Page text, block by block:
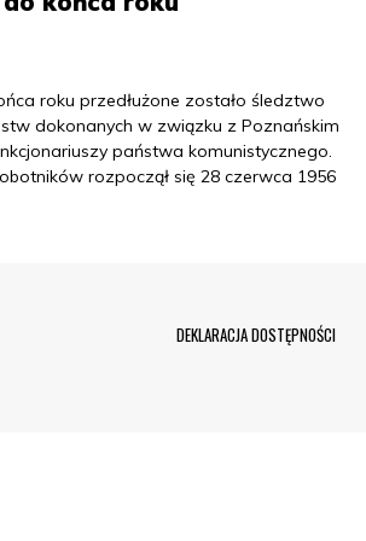
roku przedłużone zostało śledztwo
dokonanych w związku z Poznańskim
państwa komunistycznego.
rozpoczął się 28 czerwca 1956
DEKLARACJA DOSTĘPNOŚCI